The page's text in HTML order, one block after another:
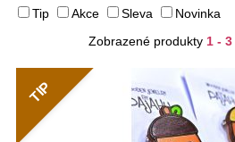
Tip Akce Sleva
Novinka
Zobrazené produkty 1 - 3
TIP